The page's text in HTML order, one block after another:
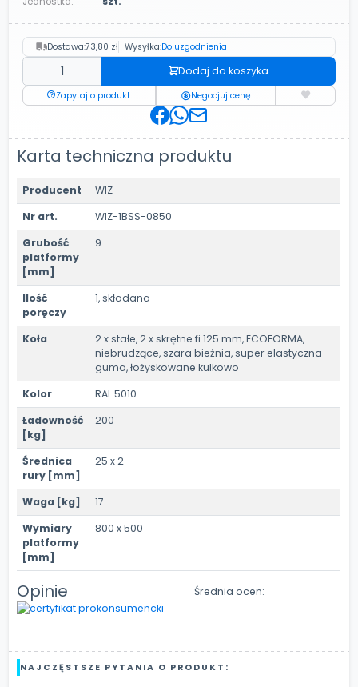
Dostawa:73,80 zł Wysyłka:Do uzgodnienia
Dodaj do koszyka
Zapytaj o produkt Negocjuj cenę
Karta techniczna produktu
Producent
WIZ
Nr art.
WIZ-1BSS-0850
Grubość
platformy
[mm]
9
Ilość
poręczy
1, składana
Koła
2 x stałe, 2 x skrętne fi 125 mm, ECOFORMA,
niebrudzące, szara bieżnia, super elastyczna
guma, łożyskowane kulkowo
Kolor
RAL 5010
Ładowność
[kg]
200
Średnica
rury [mm]
25 x 2
Waga [kg]
17
Wymiary
platformy
[mm]
800 x 500
Opinie Średnia ocen:
NAJCZĘSTSZE PYTANIA O PRODUKT: